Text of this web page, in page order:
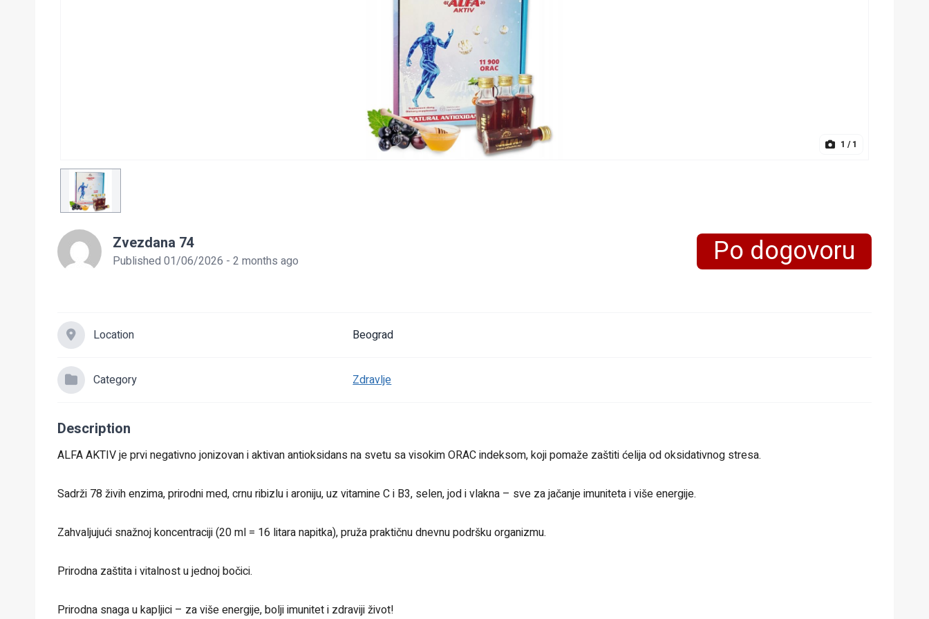
1 / 1
Zvezdana 74
Published 01/06/2026 - 2 months ago Po dogovoru
Location Beograd
Category Zdravlje
Description
ALFA AKTIV je prvi negativno jonizovan i aktivan antioksidans na svetu sa visokim ORAC indeksom, koji pomaže zaštiti ćelija od oksidativnog stresa.
Sadrži 78 živih enzima, prirodni med, crnu ribizlu i aroniju, uz vitamine C i B3, selen, jod i vlakna – sve za jačanje imuniteta i više energije.
Zahvaljujući snažnoj koncentraciji (20 ml = 16 litara napitka), pruža praktičnu dnevnu podršku organizmu.
Prirodna zaštita i vitalnost u jednoj bočici.
Prirodna snaga u kapljici – za više energije, bolji imunitet i zdraviji život!